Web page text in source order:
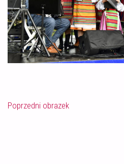
Poprzedni obrazek